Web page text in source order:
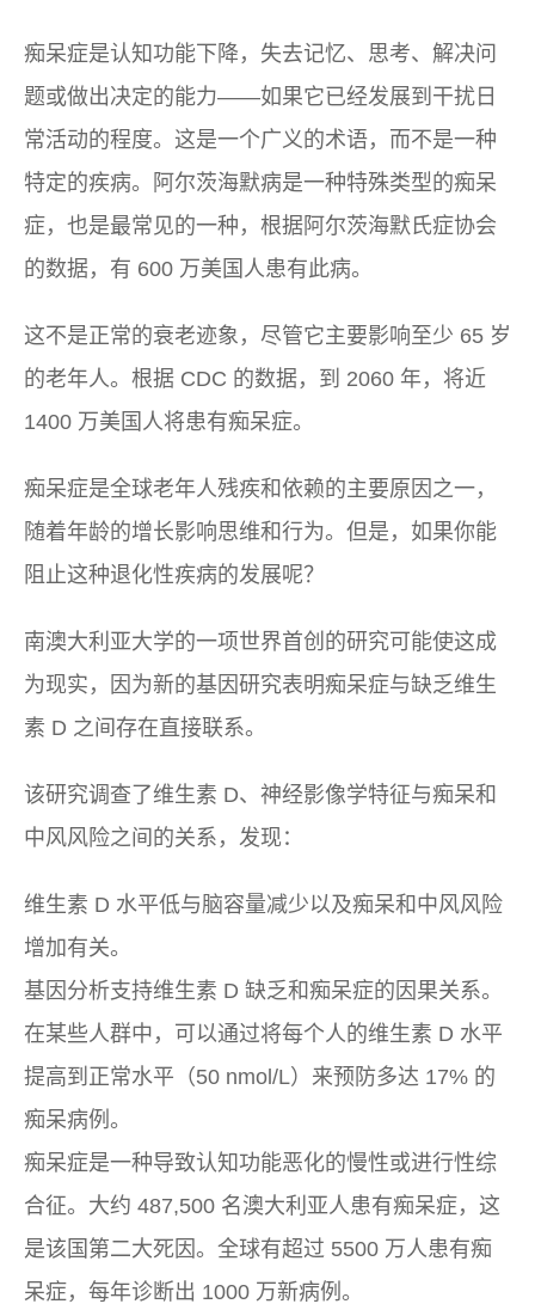
痴呆症是认知功能下降，失去记忆、思考、解决问
题或做出决定的能力——如果它已经发展到干扰日
常活动的程度。这是一个广义的术语，而不是一种
特定的疾病。阿尔茨海默病是一种特殊类型的痴呆
症，也是最常见的一种，根据阿尔茨海默氏症协会
的数据，有 600 万美国人患有此病。
这不是正常的衰老迹象，尽管它主要影响至少 65 岁
的老年人。根据 CDC 的数据，到 2060 年，将近
1400 万美国人将患有痴呆症。
痴呆症是全球老年人残疾和依赖的主要原因之一，
随着年龄的增长影响思维和行为。但是，如果你能
阻止这种退化性疾病的发展呢？
南澳大利亚大学的一项世界首创的研究可能使这成
为现实，因为新的基因研究表明痴呆症与缺乏维生
素 D 之间存在直接联系。
该研究调查了维生素 D、神经影像学特征与痴呆和
中风风险之间的关系，发现：
维生素 D 水平低与脑容量减少以及痴呆和中风风险
增加有关。
基因分析支持维生素 D 缺乏和痴呆症的因果关系。
在某些人群中，可以通过将每个人的维生素 D 水平
提高到正常水平（50 nmol/L）来预防多达 17% 的
痴呆病例。
痴呆症是一种导致认知功能恶化的慢性或进行性综
合征。大约 487,500 名澳大利亚人患有痴呆症，这
是该国第二大死因。全球有超过 5500 万人患有痴
呆症，每年诊断出 1000 万新病例。